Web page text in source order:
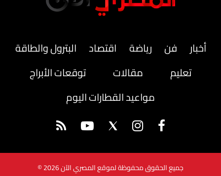
أخبار فن رياضة اقتصاد
البترول والطاقة
تعليم
مقالات
توقعات الأبراج
مواعيد القطارات اليوم
جميع الحقوق محفوظة لموقع المصري الآن 2026 ©